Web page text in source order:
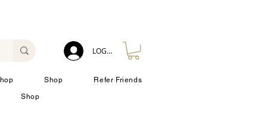
Shop
Refer Friends
Shop
LOG IN